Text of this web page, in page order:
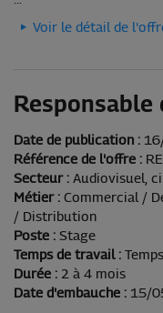
Voir le détail de
Date de publication :
Référence de l'offre :
Secteur : Audiovisuel,
Métier : Commercial /
/ Distribution
Poste : Stage
Temps de travail :
Durée : 2 à 4 mois
Date d'embauche : 15/